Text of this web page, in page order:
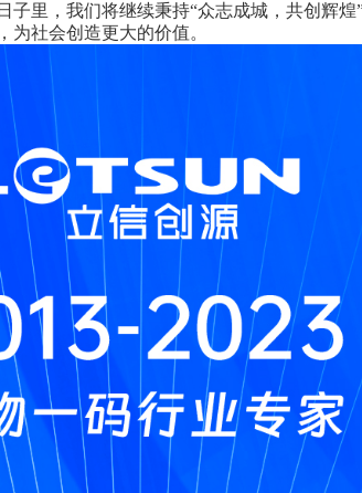
子里，我们将继续秉持“众志成城，共创辉
为社会创造更大的价值。